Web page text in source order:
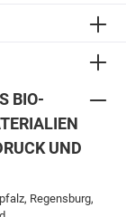
BIO-
UND
Regensburg,